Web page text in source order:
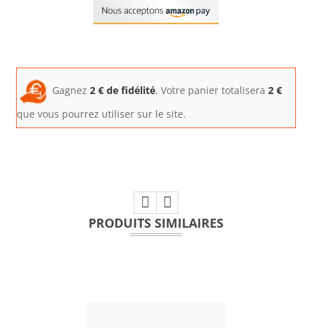
Gagnez 2 € de fidélité. Votre panier totalisera 2 €
que vous pourrez utiliser sur le site.
PRODUITS SIMILAIRES